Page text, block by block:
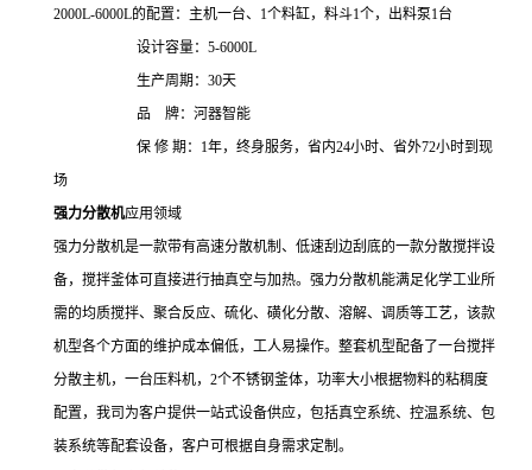
2000L-6000L的配置：主机一台、 1个料缸，料斗1个，出料泵1台
设计容量： 5-6000L
生产周期： 30天
品
牌：河器智能
保 修 期： 1年，终身服务，省内24小时、省外72小时到现
场
强力分散机应用领域
强力分散机是一款带有高速分散机制、低速刮边刮底的一款分散搅拌设
备，搅拌釜体可直接进行抽真空与加热。强力分散机能满足化学工业所
需的均质搅拌、聚合反应、硫化、磺化分散、溶解、调质等工艺，该款
机型各个方面的维护成本偏低，工人易操作。整套机型配备了一台搅拌
分散主机，一台压料机， 2个不锈钢釜体，功率大小根据物料的粘稠度
配置，我司为客户提供一站式设备供应，包括真空系统、控温系统、包
装系统等配套设备，客户可根据自身需求定制。